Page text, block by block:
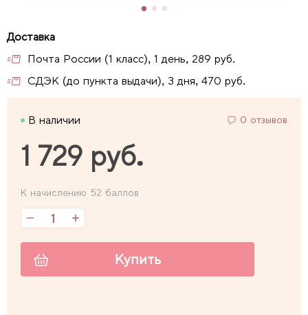
Почта России (1 класс), 1 день, 289 руб.
СДЭК (до пункта выдачи), 3 дня, 470 руб.
В наличии 0 отзывов
1 729 руб.
К начислению 52 баллов
Купить